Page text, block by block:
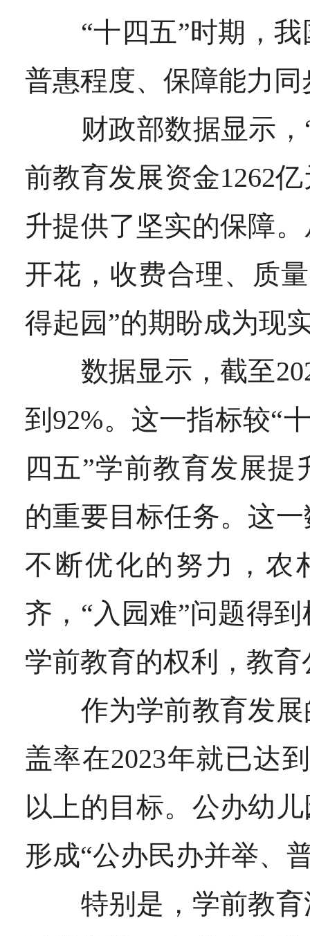
“十四五”时期，我
普惠程度、保障能力
财政部数据显示，“
前教育发展资金1262
升提供了坚实的保障。
开花，收费合理、质
得起园”的期盼成为现
数据显示，截至
到92%。这一指标较“
四五”学前教育发展提
的重要目标任务。这
不断优化的努力，农
齐，“入园难”问题得
学前教育的权利，教
作为学前教育发展
盖率在2023年就已达
以上的目标。公办幼
形成“公办民办并举、
特别是，学前教育